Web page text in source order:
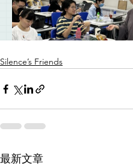
Silence’s Friends
最新文章